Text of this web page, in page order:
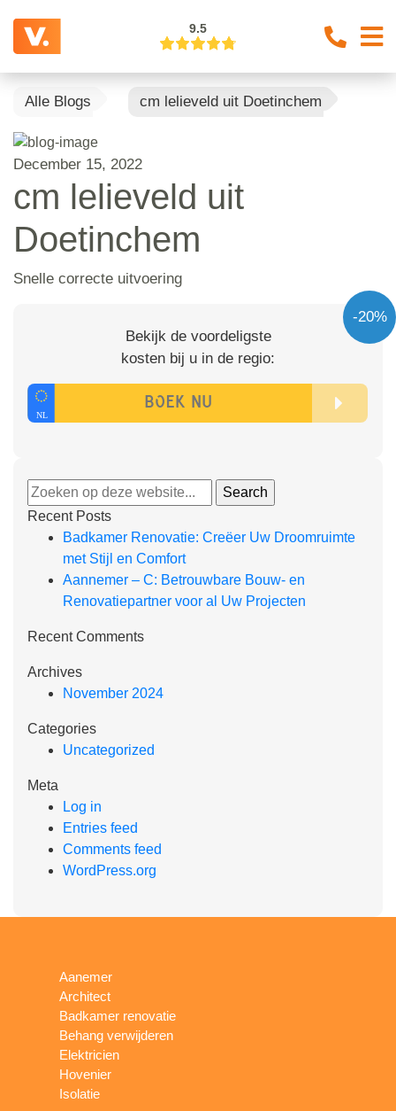
9.5
Alle Blogs cm lelieveld uit Doetinchem
December 15, 2022
cm lelieveld uit
Doetinchem
Snelle correcte uitvoering
-20%
Bekijk de voordeligste
kosten bij u in de regio:
Recent Posts
Badkamer Renovatie: Creëer Uw Droomruimte
met Stijl en Comfort
Aannemer – C: Betrouwbare Bouw- en
Renovatiepartner voor al Uw Projecten
Recent Comments
Archives
November 2024
Categories
Uncategorized
Meta
Log in
Entries feed
Comments feed
WordPress.org
Aanemer
Architect
Badkamer renovatie
Behang verwijderen
Elektricien
Hovenier
Isolatie